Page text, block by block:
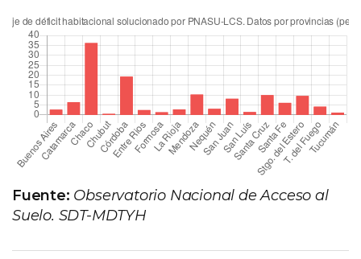
Fuente: Observatorio Nacional de Acceso al
Suelo. SDT-MDTYH